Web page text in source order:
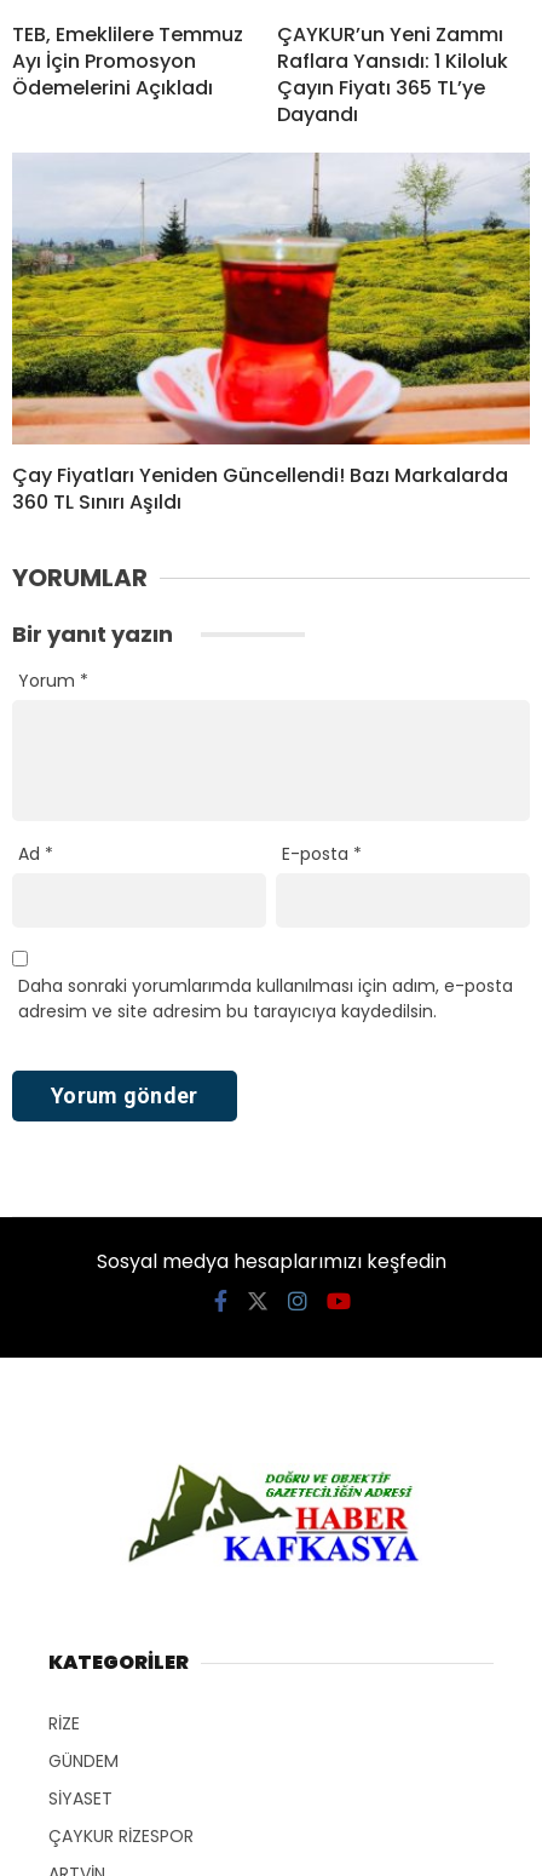
TEB, Emeklilere Temmuz
Ayı İçin Promosyon
Ödemelerini Açıkladı
ÇAYKUR’un Yeni Zammı
Raflara Yansıdı: 1 Kiloluk
Çayın Fiyatı 365 TL’ye
Dayandı
Çay Fiyatları Yeniden Güncellendi! Bazı Markalarda
360 TL Sınırı Aşıldı
YORUMLAR
Bir yanıt yazın
Yorum *
Ad * E-posta *
Daha sonraki yorumlarımda kullanılması için adım, e-posta
adresim ve site adresim bu tarayıcıya kaydedilsin.
Sosyal medya hesaplarımızı keşfedin
KATEGORİLER
RİZE
GÜNDEM
SİYASET
ÇAYKUR RİZESPOR